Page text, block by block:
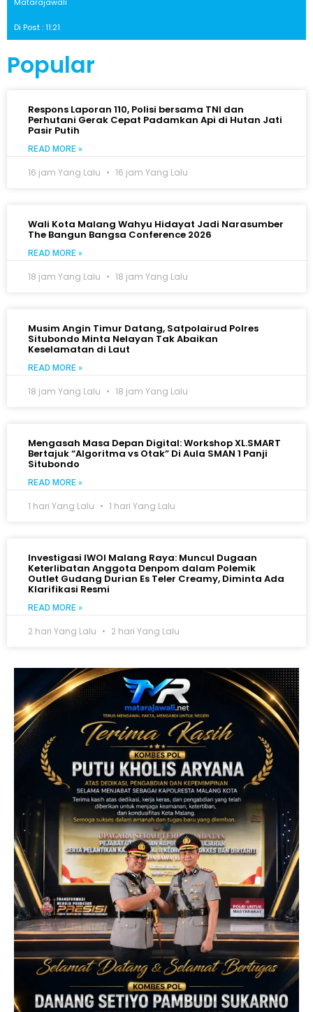
Di Post : 11:21
Popular
Respons Laporan 110, Polisi bersama TNI dan
Perhutani Gerak Cepat Padamkan Api di Hutan Jati
Pasir Putih
READ MORE »
16 jam Yang Lalu 16 jam Yang Lalu
Wali Kota Malang Wahyu Hidayat Jadi Narasumber
The Bangun Bangsa Conference 2026
READ MORE »
18 jam Yang Lalu 18 jam Yang Lalu
Musim Angin Timur Datang, Satpolairud Polres
Situbondo Minta Nelayan Tak Abaikan
Keselamatan di Laut
READ MORE »
18 jam Yang Lalu 18 jam Yang Lalu
Mengasah Masa Depan Digital: Workshop XL.SMART
Bertajuk “Algoritma vs Otak” Di Aula SMAN 1 Panji
Situbondo
READ MORE »
1 hari Yang Lalu 1 hari Yang Lalu
Investigasi IWOI Malang Raya: Muncul Dugaan
Keterlibatan Anggota Denpom dalam Polemik
Outlet Gudang Durian Es Teler Creamy, Diminta Ada
Klarifikasi Resmi
READ MORE »
2 hari Yang Lalu 2 hari Yang Lalu